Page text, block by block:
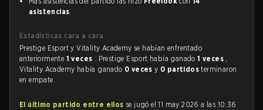
asistencias.
Estadísticas cara a cara
Prestige Esport y Vitality Academy se habían enfrentado
anteriormente 1 veces . Prestige Esport había ganado1 veces ,
Vitality Academy había ganado 0 vecesy 0 partidosterminaron
en empate.
El último partido entre ellos se jugó el 11 may 2026 a las 10:36